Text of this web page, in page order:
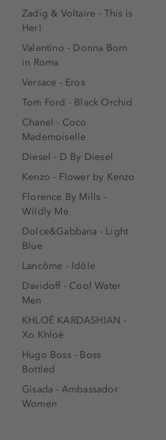
Zadig & Voltaire - This is
Her!
Valentino - Donna Born
in Roma
Versace - Eros
Tom Ford - Black Orchid
Chanel - Coco
Mademoiselle
Diesel - D By Diesel
Kenzo - Flower by Kenzo
Florence By Mills -
Wildly Me
Dolce&Gabbana - Light
Blue
Lancôme - Idôle
Davidoff - Cool Water
Men
KHLOÉ KARDASHIAN -
Xo Khloè
Hugo Boss - Boss
Bottled
Gisada - Ambassador
Women